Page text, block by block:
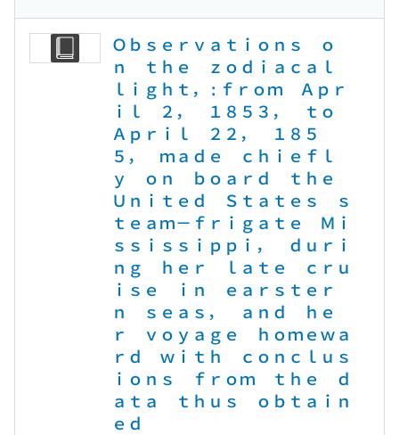
Ｏｂｓｅｒｖａｔｉｏｎｓ ｏ
ｎ ｔｈｅ ｚｏｄｉａｃａｌ
ｌｉｇｈｔ， : ｆｒｏｍ Ａｐｒ
ｉｌ ２， １８５３， ｔｏ
Ａｐｒｉｌ ２２， １８５
５， ｍａｄｅ ｃｈｉｅｆｌ
ｙ ｏｎ ｂｏａｒｄ ｔｈｅ
Ｕｎｉｔｅｄ Ｓｔａｔｅｓ ｓ
ｔｅａｍ－ｆｒｉｇａｔｅ Ｍｉ
ｓｓｉｓｓｉｐｐｉ， ｄｕｒｉ
ｎｇ ｈｅｒ ｌａｔｅ ｃｒｕ
ｉｓｅ ｉｎ ｅａｒｓｔｅｒ
ｎ ｓｅａｓ， ａｎｄ ｈｅ
ｒ ｖｏｙａｇｅ ｈｏｍｅｗａ
ｒｄ ｗｉｔｈ ｃｏｎｃｌｕｓ
ｉｏｎｓ ｆｒｏｍ ｔｈｅ ｄ
ａｔａ ｔｈｕｓ ｏｂｔａｉｎ
ｅｄ